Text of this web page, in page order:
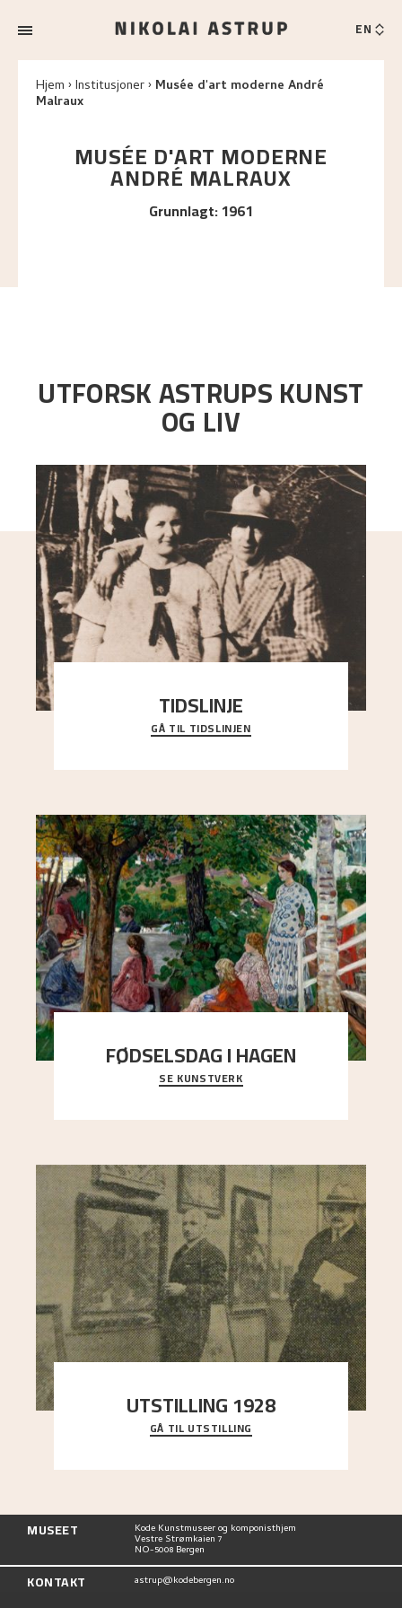
EN
Hjem Institusjoner Musée d'art moderne André
Malraux
MUSÉE D'ART MODERNE
ANDRÉ MALRAUX
Grunnlagt:1961
UTFORSK ASTRUPS KUNST
OG LIV
TIDSLINJE
Bli kjent med Nikolai Astrups liv, kunstnerskap og
ettermæle i en interaktiv presentasjon.
GÅ TIL TIDSLINJEN
FØDSELSDAG I HAGEN
En gruppe mennesker er samlet under de store
trekronene i prestegårdshagen...
SE KUNSTVERK
UTSTILLING 1928
Då Astrup døydde i 1928, tok vennene Moritz
Kaland og Simon Thorbjørnsen initiativ til å
GÅ TIL UTSTILLING
MUSEET Kode Kunstmuseer og komponisthjem
Vestre Strømkaien 7
NO-5008 Bergen
KONTAKT astrup@kodebergen.no